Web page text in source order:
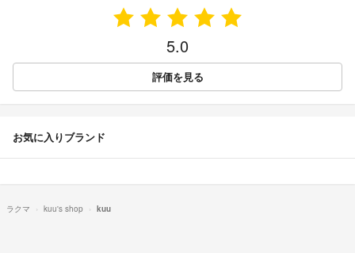
5.0
評価を見る
お気に入りブランド
ラクマ kuu's shop kuu